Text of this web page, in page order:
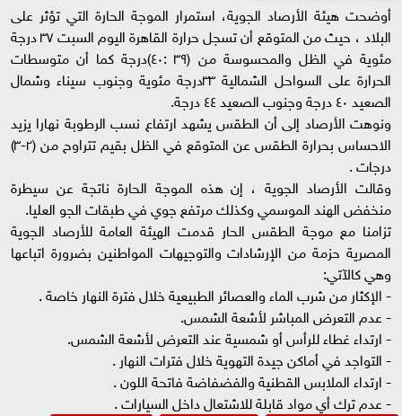
أوضحت هيئة الأرصاد الجوية، استمرار الموجة الحارة التي تؤثر على
البلاد ، حيث من المتوقع أن تسجل حرارة القاهرة اليوم السبت ٣٧ درجة
مئوية في الظل والمحسوسة من (٣٩ :٤٠)درجة كما أن متوسطات
الحرارة على السواحل الشمالية ٣٣درجة مئوية وجنوب سيناء وشمال
الصعيد ٤٠ درجة وجنوب الصعيد ٤٤ درجة.
ونوهت الأرصاد إلى أن الطقس يشهد ارتفاع نسب الرطوبة نهارا يزيد
الاحساس بحرارة الطقس عن المتوقع في الظل بقيم تتراوح من (٢-٣)
درجات .
وقالت الأرصاد الجوية ، إن هذه الموجة الحارة ناتجة عن سيطرة
منخفض الهند الموسمي وكذلك مرتفع جوي في طبقات الجو العليا.
تزامنا مع موجة الطقس الحار قدمت الهيئة العامة للأرصاد الجوية
المصرية حزمة من الإرشادات والتوجيهات المواطنين بضرورة اتباعها
وهي كالآتي:
- الإكثار من شرب الماء والعصائر الطبيعية خلال فترة النهار خاصة .
- عدم التعرض المباشر لأشعة الشمس.
- ارتداء غطاء للرأس أو شمسية عند التعرض لأشعة الشمس.
- التواجد في أماكن جيدة التهوية خلال فترات النهار .
- ارتداء الملابس القطنية والفضفاضة فاتحة اللون .
- عدم ترك أي مواد قابلة للاشتعال داخل السيارات .